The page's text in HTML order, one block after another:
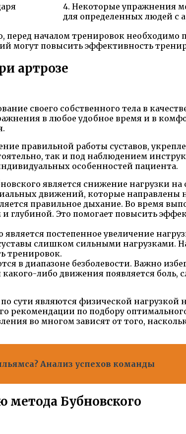
4. Некоторые упражнения
для определенных людей с
началом тренировок необходимо
могут повысить эффективность
артрозе
своего собственного тела в
в любое удобное время и в
правильной работы суставов,
так и под наблюдением
особенностей пациента.
является снижение нагрузки
движений, которые направлены
правильное дыхание. Во время
глубиной. Это помогает повысить
постепенное увеличение
слишком сильными нагрузками.
тренировок.
в диапазоне безболевости. Важно
либо движения появляется боль,
сути являются физической
рекомендации по подбору
во многом зависят от того,
Анализ успехов команды
метода Бубновского